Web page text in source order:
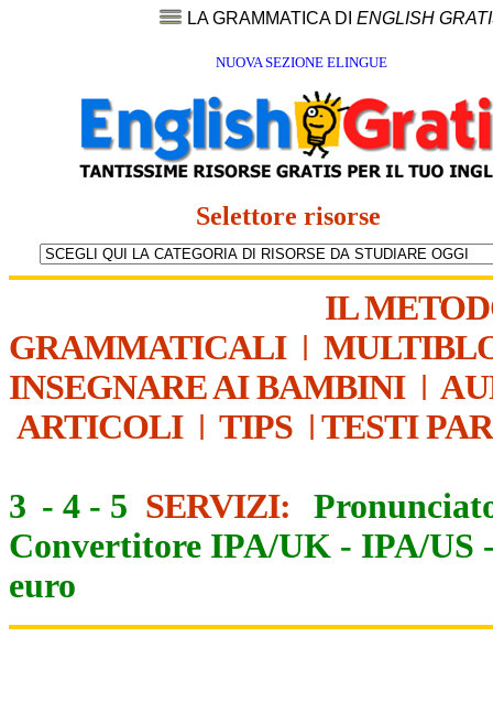
LA GRAMMATICA DI ENGLISH
NUOVA SEZIONE ELINGUE
Selettore risorse
IL
GRAMMATICALI|
INSEGNARE AI BAMBINI|
ARTICOLI| TIPS | TESTI
3 - 4 - 5 SERVIZI:
Convertitore IPA/UK - IPA/US
euro